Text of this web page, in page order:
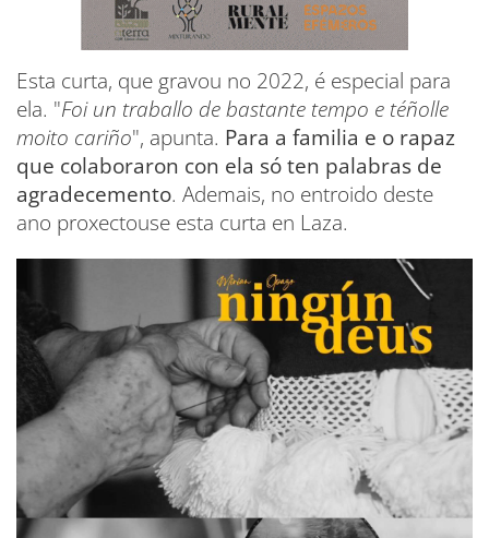
Esta curta, que gravou no 2022, é especial para
ela. "Foi un traballo de bastante tempo e téñolle
moito cariño", apunta. Para a familia e o rapaz
que colaboraron con ela só ten palabras de
agradecemento. Ademais, no entroido deste
ano proxectouse esta curta en Laza.